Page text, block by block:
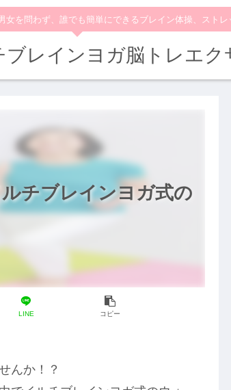
を問わず、誰でも簡単にできるブレイン体操、スト
ブレインヨガ脳トレエ
チブレインヨガ式の
LINE コピー
んか！？